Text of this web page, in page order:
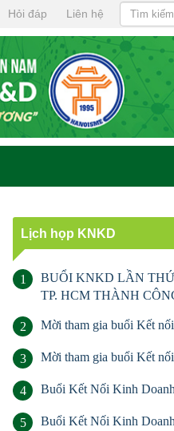
Hỏi đáp Liên hệ
Lịch họp KNKD
1
BUỔI KNKD LẦN
TP. HCM THÀNH
2 Mời tham gia buổi Kết
3 Mời tham gia buổi Kết
4 Buổi Kết Nối Kinh
5 Buổi Kết Nối Kinh